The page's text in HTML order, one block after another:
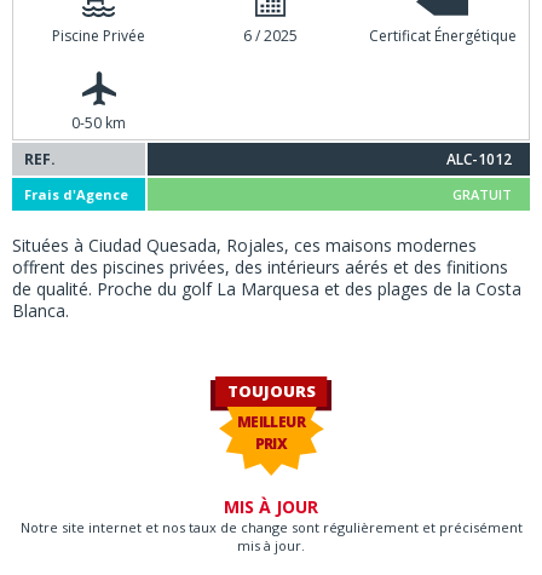
Piscine Privée 6 / 2025 Certificat Énergétique
0-50 km
REF.
ALC-1012
Frais d'Agence GRATUIT
Situées à Ciudad Quesada, Rojales, ces maisons modernes
offrent des piscines privées, des intérieurs aérés et des finitions
de qualité. Proche du golf La Marquesa et des plages de la Costa
Blanca.
TOUJOURS
MEILLEUR
PRIX
MIS À JOUR
Notre site internet et nos taux de change sont régulièrement et précisément
mis à jour.